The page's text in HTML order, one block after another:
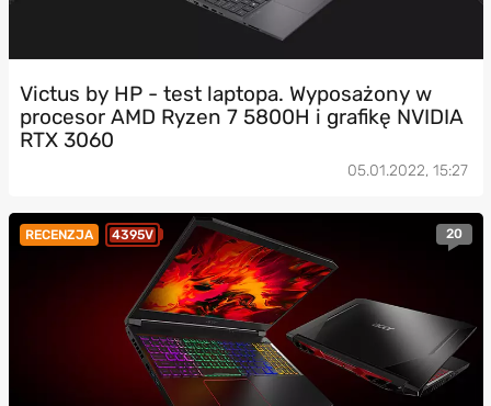
Victus by HP - test laptopa. Wyposażony w
procesor AMD Ryzen 7 5800H i grafikę NVIDIA
RTX 3060
05.01.2022, 15:27
RECENZJA 4395V 20